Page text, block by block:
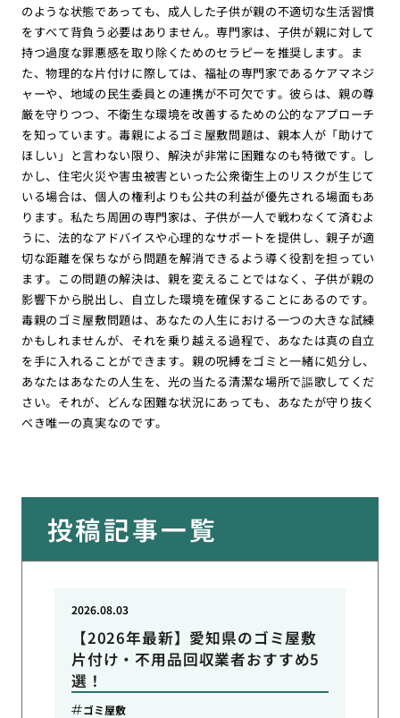
のような状態であっても、成人した子供が親の不適切な生活習慣
をすべて背負う必要はありません。専門家は、子供が親に対して
持つ過度な罪悪感を取り除くためのセラピーを推奨します。ま
た、物理的な片付けに際しては、福祉の専門家であるケアマネジ
ャーや、地域の民生委員との連携が不可欠です。彼らは、親の尊
厳を守りつつ、不衛生な環境を改善するための公的なアプローチ
を知っています。毒親によるゴミ屋敷問題は、親本人が「助けて
ほしい」と言わない限り、解決が非常に困難なのも特徴です。し
かし、住宅火災や害虫被害といった公衆衛生上のリスクが生じて
いる場合は、個人の権利よりも公共の利益が優先される場面もあ
ります。私たち周囲の専門家は、子供が一人で戦わなくて済むよ
うに、法的なアドバイスや心理的なサポートを提供し、親子が適
切な距離を保ちながら問題を解消できるよう導く役割を担ってい
ます。この問題の解決は、親を変えることではなく、子供が親の
影響下から脱出し、自立した環境を確保することにあるのです。
毒親のゴミ屋敷問題は、あなたの人生における一つの大きな試練
かもしれませんが、それを乗り越える過程で、あなたは真の自立
を手に入れることができます。親の呪縛をゴミと一緒に処分し、
あなたはあなたの人生を、光の当たる清潔な場所で謳歌してくだ
さい。それが、どんな困難な状況にあっても、あなたが守り抜く
べき唯一の真実なのです。
投稿記事一覧
【2026年最新】愛知県のゴミ屋敷
片付け・不用品回収業者おすすめ5
選！
2026.08.03
ゴミ屋敷